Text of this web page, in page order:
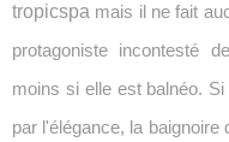
tropicspa mais il ne fait
protagoniste incontesté
moins si elle est balnéo.
par l'élégance, la